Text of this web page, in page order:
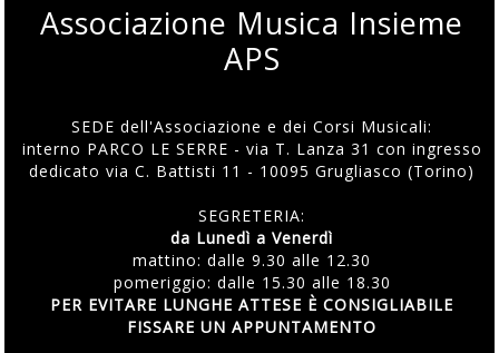
Associazione Musica Insieme
APS
SEDE dell'Associazione e dei Corsi Musicali:
interno PARCO LE SERRE - via T. Lanza 31 con ingresso
dedicato via C. Battisti 11 - 10095 Grugliasco (Torino)
SEGRETERIA:
da Lunedì a Venerdì
mattino: dalle 9.30 alle 12.30
pomeriggio: dalle 15.30 alle 18.30
PER EVITARE LUNGHE ATTESE È CONSIGLIABILE
FISSARE UN APPUNTAMENTO